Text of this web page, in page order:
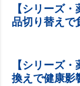
【シリーズ
品切り替え
【シリーズ
換えで健康影